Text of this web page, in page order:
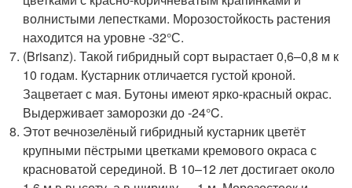
волнистыми лепестками. Морозостойкость растения
находится на уровне -32°С.
(Brisanz). Такой гибридный сорт вырастает 0,6–0,8 м к
10 годам. Кустарник отличается густой кроной.
Зацветает с мая. Бутоны имеют ярко-красный окрас.
Выдерживает заморозки до -24°C.
Этот вечнозелёный гибридный кустарник цветёт
крупными пёстрыми цветками кремового окраса с
красноватой серединой. В 10–12 лет достигает около